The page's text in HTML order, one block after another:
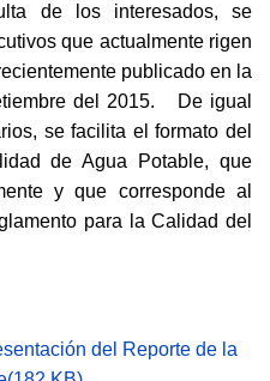
de los interesados, se
que actualmente rigen
publicado en la
del 2015. De igual
se facilita el formato del
de Agua Potable, que
y que corresponde al
para la Calidad del
del Reporte de la